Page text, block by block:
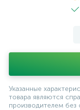
Указанные
товара являются
производителем без